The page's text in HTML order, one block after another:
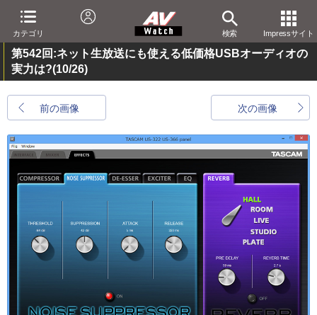
カテゴリ 検索 Impressサイト
第542回:ネット生放送にも使える低価格USBオーディオの
実力は?(10/26)
前の画像 次の画像